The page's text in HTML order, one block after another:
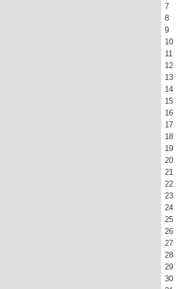
7
8
9
10
11
12
13
14
15
16
17
18
19
20
21
22
23
24
25
26
27
28
29
30